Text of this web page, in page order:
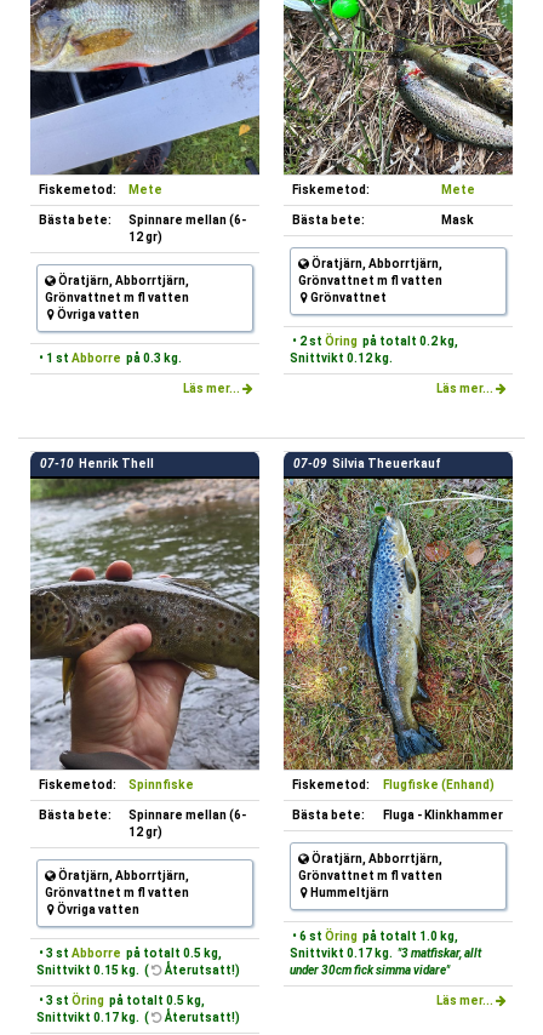
Fiskemetod: Mete
Bästa bete:
Spinnare mellan (6-
12 gr)
Öratjärn, Abborrtjärn,
Grönvattnet m fl vatten
Övriga vatten
• 1 st Abborre på 0.3 kg.
Läs mer...
Fiskemetod: Mete
Bästa bete: Mask
Öratjärn, Abborrtjärn,
Grönvattnet m fl vatten
Grönvattnet
• 2 st Öring på totalt 0.2 kg,
Snittvikt 0.12 kg.
Läs mer...
07-10 Henrik Thell
Fiskemetod: Spinnfiske
Bästa bete:
Spinnare mellan (6-
12 gr)
Öratjärn, Abborrtjärn,
Grönvattnet m fl vatten
Övriga vatten
• 3 st Abborre på totalt 0.5 kg,
Snittvikt 0.15 kg. (
Återutsatt!)
• 3 st Öring på totalt 0.5 kg,
Snittvikt 0.17 kg. (
Återutsatt!)
07-09 Silvia Theuerkauf
Fiskemetod: Flugfiske (Enhand)
Bästa bete: Fluga - Klinkhammer
Öratjärn, Abborrtjärn,
Grönvattnet m fl vatten
Hummeltjärn
• 6 st Öring på totalt 1.0 kg,
Snittvikt 0.17 kg. "3 matfiskar, allt
under 30cm fick simma vidare"
Läs mer...